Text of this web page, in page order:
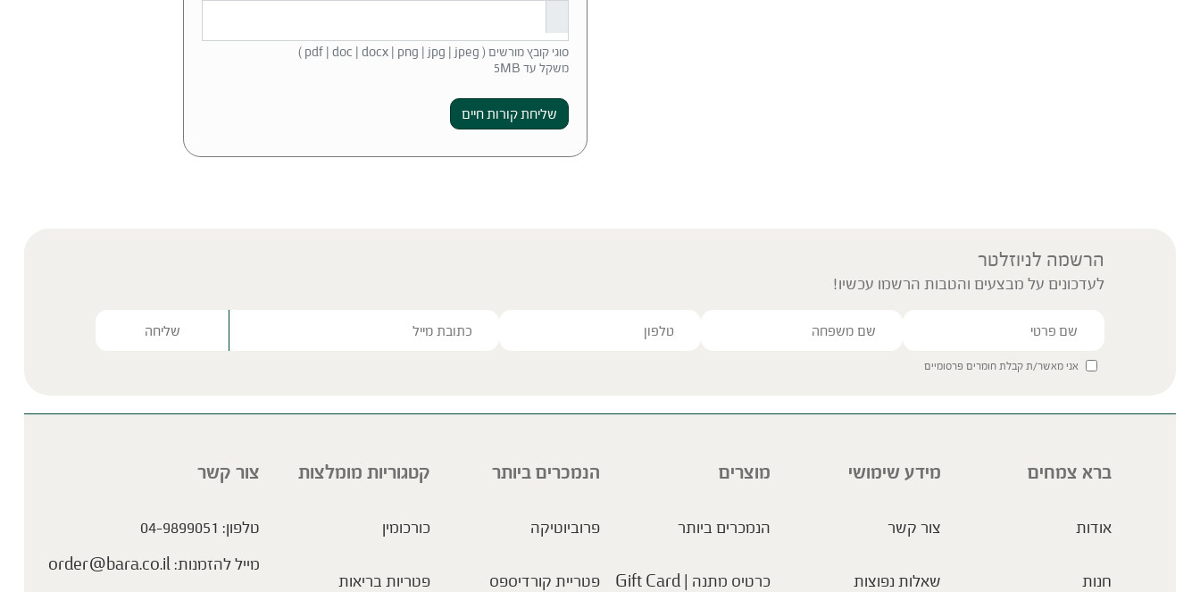
סוגי קובץ מורשים ( pdf | doc | docx | png | jpg | jpeg )
משקל עד 5MB
שליחת קורות חיים
הרשמה לניוזלטר
לעדכונים על מבצעים והטבות הרשמו עכשיו!
אני מאשר/ת קבלת חומרים פרסומיים
ברא צמחים
אודות
חנות
מידע שימושי
צור קשר
שאלות נפוצות
מוצרים
הנמכרים ביותר
כרטיס מתנה | Gift Card
הנמכרים ביותר
פרוביוטיקה
פטריית קורדיספס
קטגוריות מומלצות
כורכומין
פטריות בריאות
צור קשר
טלפון: 04-9899051
מייל להזמנות:order@bara.co.il